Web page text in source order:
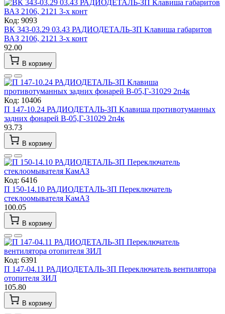
Код: 9093
ВК 343-03.29 03.43 РАДИОДЕТАЛЬ-ЗП Клавиша габаритов
ВАЗ 2106, 2121 3-х конт
92.00
В корзину
Код: 10406
П 147-10.24 РАДИОДЕТАЛЬ-ЗП Клавиша противотуманных
задних фонарей В-05,Г-31029 2п4к
93.73
В корзину
Код: 6416
П 150-14.10 РАДИОДЕТАЛЬ-ЗП Переключатель
стеклоомывателя КамАЗ
100.05
В корзину
Код: 6391
П 147-04.11 РАДИОДЕТАЛЬ-ЗП Переключатель вентилятора
отопителя ЗИЛ
105.80
В корзину